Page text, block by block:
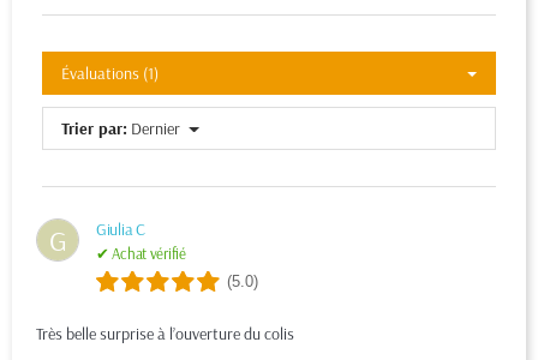
Évaluations (1)
Trier par: Dernier
G Giulia C
✔ Achat vérifié
(5.0)
Très belle surprise à l’ouverture du colis